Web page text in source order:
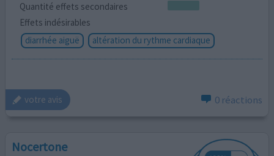
Quantité effets secondaires
Effets indésirables
diarrhée aiguë
altération du rythme cardiaque
votre avis 0 réactions
Nocertone